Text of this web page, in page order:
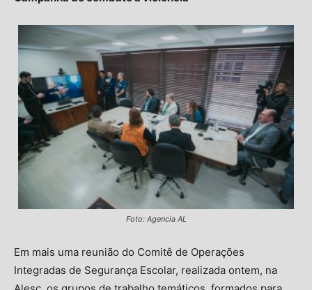
Foto: Agencia AL
Em mais uma reunião do Comitê de Operações
Integradas de Segurança Escolar, realizada ontem, na